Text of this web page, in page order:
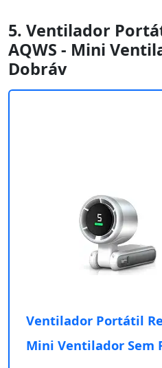
5. Ventilador
AQWS - Mini
Dobráv
Ventilador Portátil
Mini Ventilador Sem